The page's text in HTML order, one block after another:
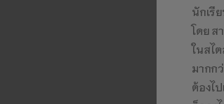
นักเรี
โดย ส
ในสไ
มากก
ต้องไ